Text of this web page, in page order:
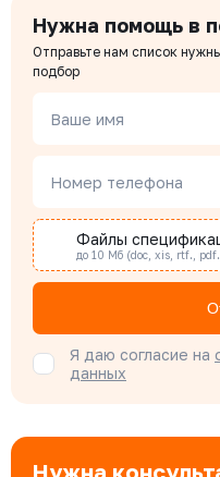
Чердаков
Специалист отдела
Бондарюк
Специалист отдела
Нужна помощь в
Отправьте нам список
подбор
Ваше имя
Номер телефона
Файлы
до 10 Мб (doc, xis, rtf.,
Я даю согласие на
данных
Нужна